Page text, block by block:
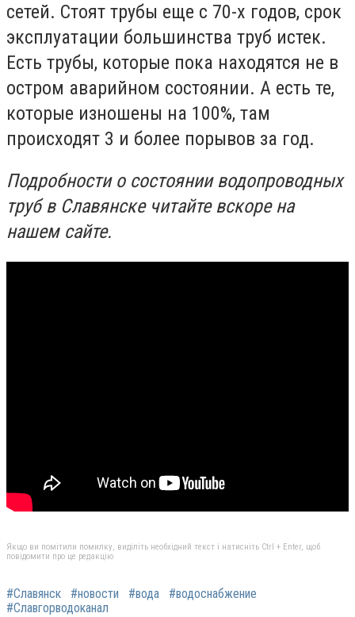
сетей. Стоят трубы еще с 70-х годов, срок
эксплуатации большинства труб истек.
Есть трубы, которые пока находятся не в
остром аварийном состоянии. А есть те,
которые изношены на 100%, там
происходят 3 и более порывов за год.
Подробности о состоянии водопроводных
труб в Славянске читайте вскоре на
нашем сайте.
Якщо ви помітили помилку, виділіть необхідний текст і натисніть Ctrl + Enter, щоб
повідомити про це редакцію
#Славянск #новости #вода
#водоснабжение
#Славгорводоканал